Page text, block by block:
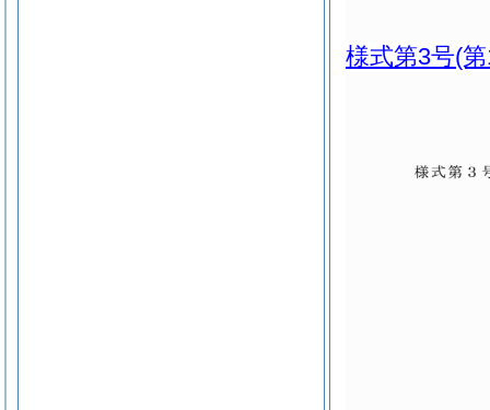
様式第3号(